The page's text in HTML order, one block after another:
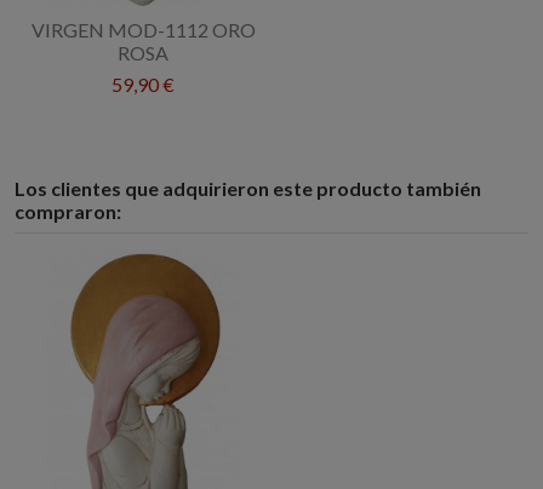
VIRGEN MOD-1112 ORO
ROSA
59,90 €
Los clientes que adquirieron este producto también
compraron: